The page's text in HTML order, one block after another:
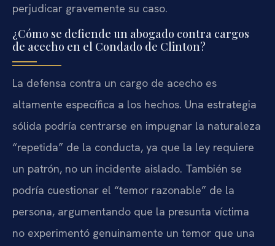
perjudicar gravemente su caso.
¿Cómo se defiende un abogado contra cargos
de acecho en el Condado de Clinton?
La defensa contra un cargo de acecho es
altamente específica a los hechos. Una estrategia
sólida podría centrarse en impugnar la naturaleza
“repetida” de la conducta, ya que la ley requiere
un patrón, no un incidente aislado. También se
podría cuestionar el “temor razonable” de la
persona, argumentando que la presunta víctima
no experimentó genuinamente un temor que una